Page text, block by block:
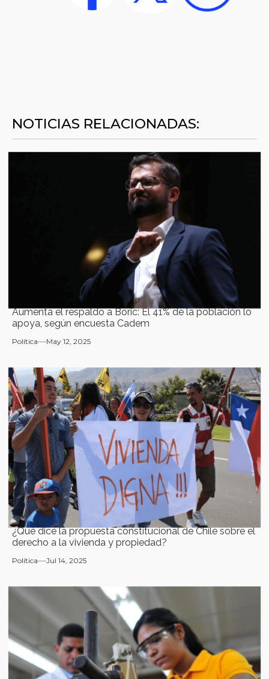
NOTICIAS RELACIONADAS:
Aumenta el respaldo a Boric: El 41% de la población lo
apoya, según encuesta Cadem
Política May 12, 2025
¿Qué dice la propuesta constitucional de Chile sobre el
derecho a la vivienda y propiedad?
Política Jul 14, 2025